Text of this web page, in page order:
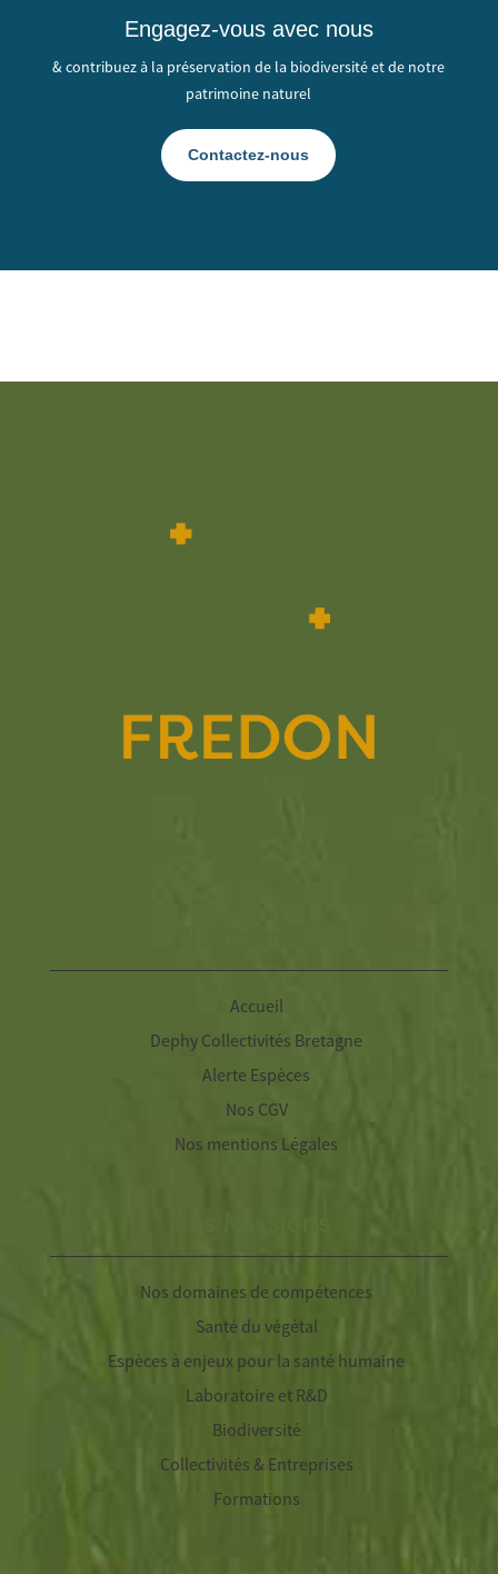
Engagez-vous avec nous
& contribuez à la préservation de la biodiversité et de notre
patrimoine naturel
Contactez-nous
Accueil
Dephy Collectivités Bretagne
Alerte Espèces
Nos CGV
Nos mentions Légales
Nos domaines de compétences
Santé du végétal
Espèces à enjeux pour la santé humaine
Laboratoire et R&D
Biodiversité
Collectivités & Entreprises
Formations